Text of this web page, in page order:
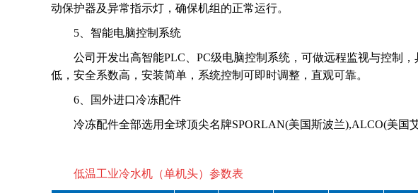
动保护器及异常指示灯，确保机组的正常运行。
5、智能电脑控制系统
公司开发出高智能PLC、PC级电脑控制系统，可做远程监视与控制
低，安全系数高，安装简单，系统控制可即时调整，直观可靠。
6、国外进口冷冻配件
冷冻配件全部选用全球顶尖名牌SPORLAN(美国斯波兰),ALCO(美国
低温工业冷水机（单机头）参数表